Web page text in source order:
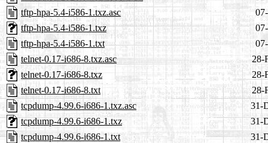
tftp-hpa-5.4-i586-1.txz.asc
tftp-hpa-5.4-i586-1.txz
tftp-hpa-5.4-i586-1.txt
telnet-0.17-i686-8.txz.asc
28-
telnet-0.17-i686-8.txz
28-
telnet-0.17-i686-8.txt
28-
tcpdump-4.99.6-i686-1.txz.asc
31-
tcpdump-4.99.6-i686-1.txz
31-
tcpdump-4.99.6-i686-1.txt
31-